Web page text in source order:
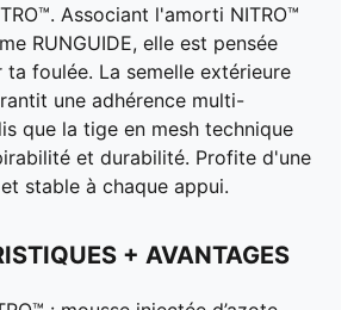
Associant l'amorti NITRO™
RUNGUIDE, elle est pensée
ta foulée. La semelle extérieure
une adhérence multi-
que la tige en mesh technique
et durabilité. Profite d'une
stable à chaque appui.
+ AVANTAGES